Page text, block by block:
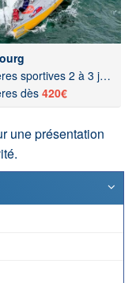
sportives 2 à 3 jours
dès420€
une présentation